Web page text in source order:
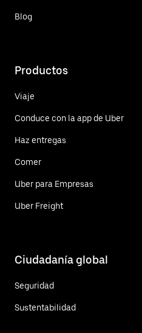
Blog
Productos
Viaje
Conduce con la app de Uber
Haz entregas
Comer
Uber para Empresas
Uber Freight
Ciudadanía global
Seguridad
Sustentabilidad